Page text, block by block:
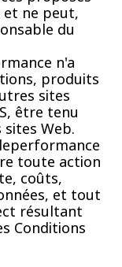
et ne peut,
du
n'a
produits
sites
être tenu
Web.
toute action
coûts,
et tout
résultant
Conditions